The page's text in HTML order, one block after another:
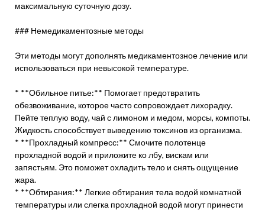
максимальную суточную дозу.
### Немедикаментозные методы
Эти методы могут дополнять медикаментозное лечение или
использоваться при невысокой температуре.
* **Обильное питье:** Помогает предотвратить
обезвоживание, которое часто сопровождает лихорадку.
Пейте теплую воду, чай с лимоном и медом, морсы, компоты.
Жидкость способствует выведению токсинов из организма.
* **Прохладный компресс:** Смочите полотенце
прохладной водой и приложите ко лбу, вискам или
запястьям. Это поможет охладить тело и снять ощущение
жара.
* **Обтирания:** Легкие обтирания тела водой комнатной
температуры или слегка прохладной водой могут принести